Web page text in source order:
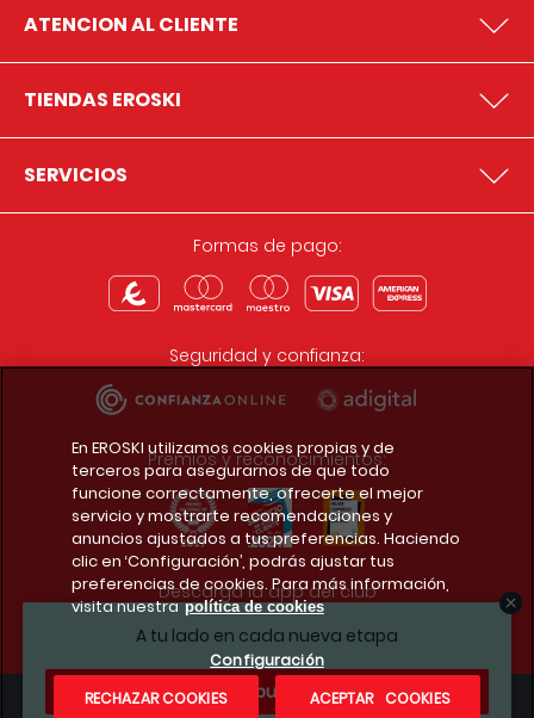
A tu lado en cada nueva etapa
¿Te apuntas?
ATENCION AL CLIENTE
TIENDAS EROSKI
SERVICIOS
Formas de pago:
Seguridad y confianza:
Premios y reconocimientos:
Descarga la app del club
En EROSKI utilizamos cookies propias y de
terceros para asegurarnos de que todo
funcione correctamente, ofrecerte el mejor
servicio y mostrarte recomendaciones y
anuncios ajustados a tus preferencias. Haciendo
clic en ‘Configuración’, podrás ajustar tus
preferencias de cookies. Para más información,
visita nuestra política de cookies
Configuración
RECHAZAR COOKIES
ACEPTAR COOKIES